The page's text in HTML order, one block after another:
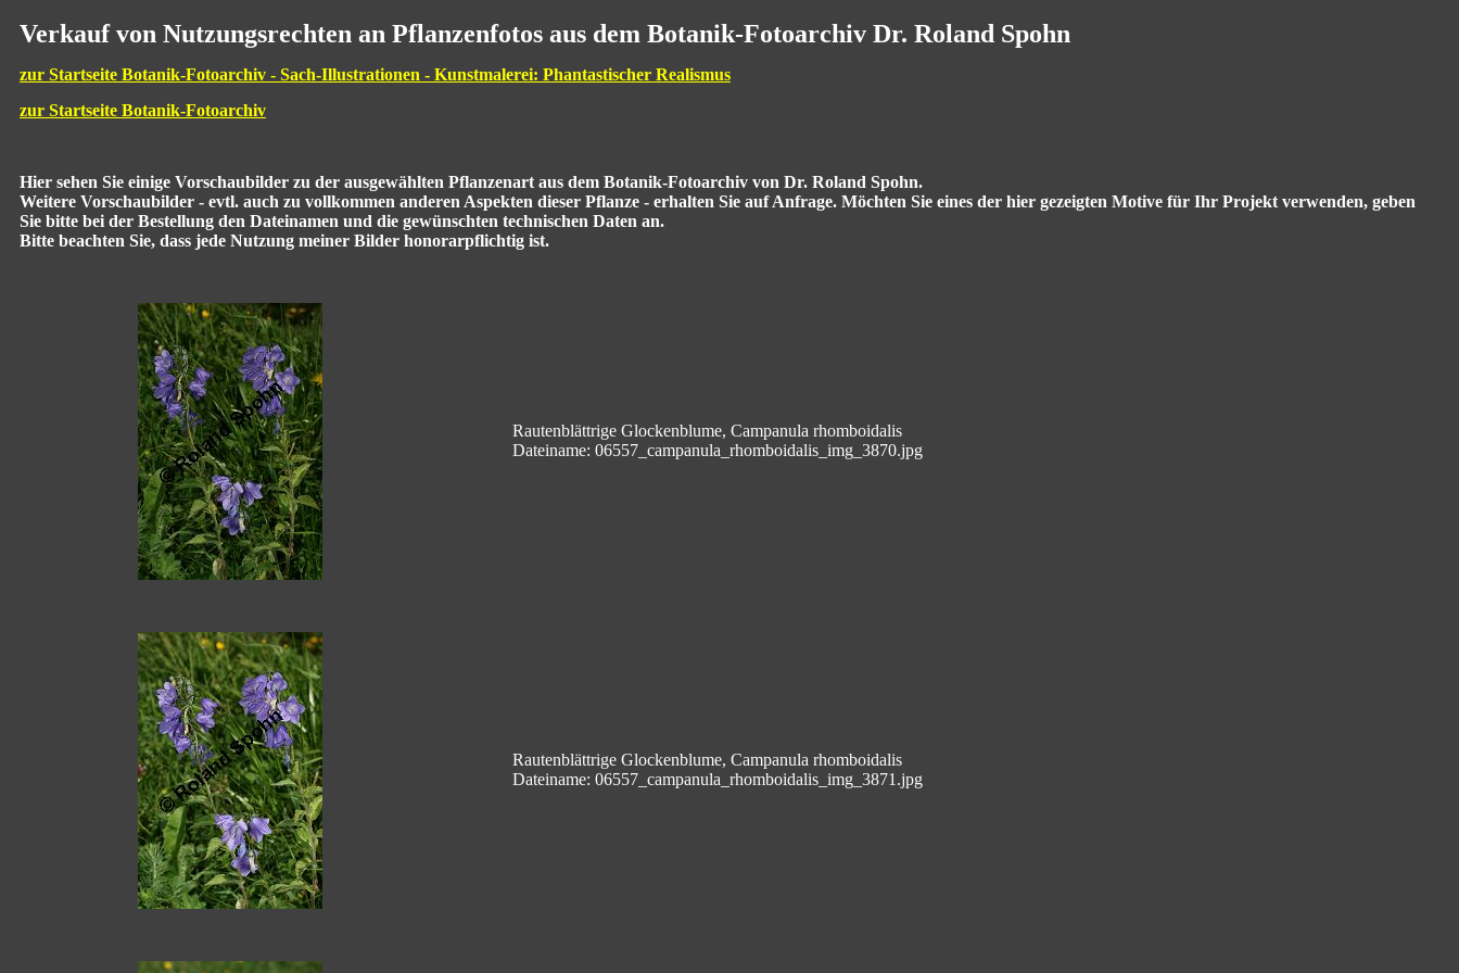
Verkauf von Nutzungsrechten an Pflanzenfotos aus dem Botanik-Fotoarchiv Dr. Roland Spohn
zur Startseite Botanik-Fotoarchiv - Sach-Illustrationen - Kunstmalerei: Phantastischer Realismus
zur Startseite Botanik-Fotoarchiv
Hier sehen Sie einige Vorschaubilder zu der ausgewählten Pflanzenart aus dem Botanik-Fotoarchiv von Dr. Roland Spohn.
Weitere Vorschaubilder - evtl. auch zu vollkommen anderen Aspekten dieser Pflanze - erhalten Sie auf Anfrage. Möchten Sie eines der hier gezeigten Motive für Ihr Projekt verwenden, geben
Sie bitte bei der Bestellung den Dateinamen und die gewünschten technischen Daten an.
Bitte beachten Sie, dass jede Nutzung meiner Bilder honorarpflichtig ist.
Rautenblättrige Glockenblume, Campanula rhomboidalis
Dateiname: 06557_campanula_rhomboidalis_img_3870.jpg
Rautenblättrige Glockenblume, Campanula rhomboidalis
Dateiname: 06557_campanula_rhomboidalis_img_3871.jpg